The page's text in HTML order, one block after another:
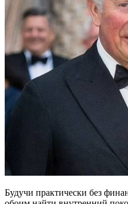
Будучи практически без